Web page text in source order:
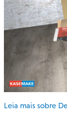
Leia mais sobre